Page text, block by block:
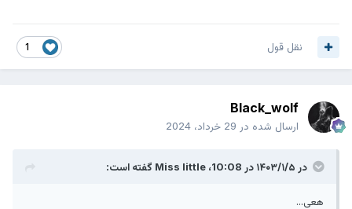
نقل قول
Black_wolf
ارسال شده در 29 خرداد، 2024
در ۱۴۰۳/۱/۵ در 10:08، Miss littleگفته است:
هعی...